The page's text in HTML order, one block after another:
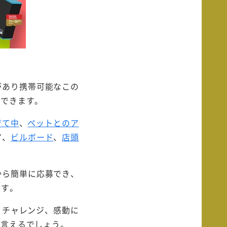
り携帯可能なこの
きます。
中、 ペットとのア
ビルボード、 店頭
簡単に応募でき、
。
ャレンジ、感動に
えるでしょう。